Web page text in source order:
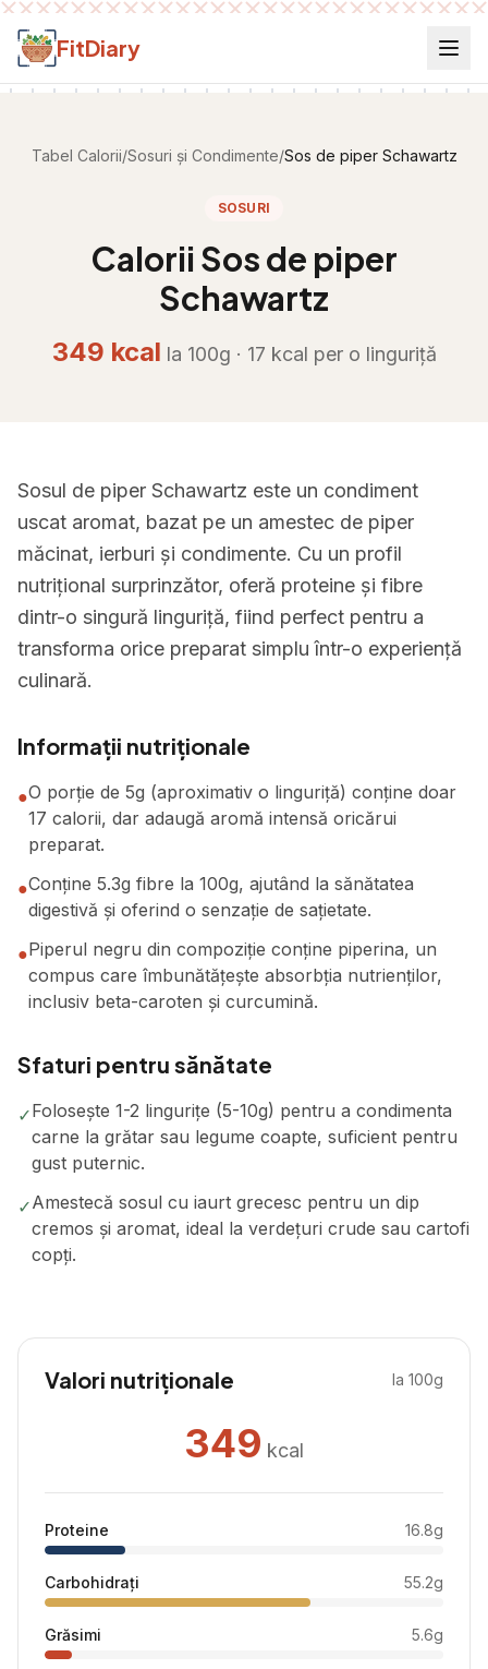
Salt la conținut
FitDiary
Tabel Calorii/Sosuri și Condimente/Sos de piper Schawartz
SOSURI
Calorii Sos de piper
Schawartz
349 kcal la 100g · 17 kcal per o linguriță
Sosul de piper Schawartz este un condiment
uscat aromat, bazat pe un amestec de piper
măcinat, ierburi și condimente. Cu un profil
nutrițional surprinzător, oferă proteine și fibre
dintr-o singură linguriță, fiind perfect pentru a
transforma orice preparat simplu într-o experiență
culinară.
Informații nutriționale
●O porție de 5g (aproximativ o linguriță) conține doar
17 calorii, dar adaugă aromă intensă oricărui
preparat.
●Conține 5.3g fibre la 100g, ajutând la sănătatea
digestivă și oferind o senzație de sațietate.
●Piperul negru din compoziție conține piperina, un
compus care îmbunătățește absorbția nutrienților,
inclusiv beta-caroten și curcumină.
Sfaturi pentru sănătate
✓Folosește 1-2 lingurițe (5-10g) pentru a condimenta
carne la grătar sau legume coapte, suficient pentru
gust puternic.
✓Amestecă sosul cu iaurt grecesc pentru un dip
cremos și aromat, ideal la verdețuri crude sau cartofi
copți.
Valori nutriționale la 100g
349 kcal
Proteine 16.8g
Carbohidrați 55.2g
Grăsimi 5.6g